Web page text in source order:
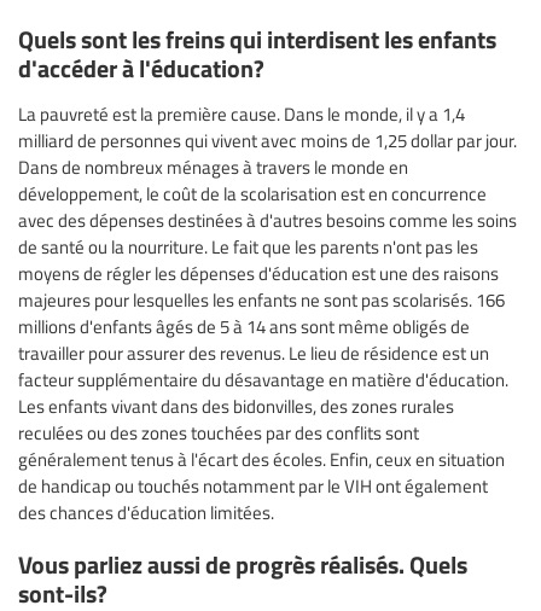
Quels sont les freins qui interdisent les enfants
d'accéder à l'éducation?
La pauvreté est la première cause. Dans le monde, il y a 1,4
milliard de personnes qui vivent avec moins de 1,25 dollar par jour.
Dans de nombreux ménages à travers le monde en
développement, le coût de la scolarisation est en concurrence
avec des dépenses destinées à d'autres besoins comme les soins
de santé ou la nourriture. Le fait que les parents n'ont pas les
moyens de régler les dépenses d'éducation est une des raisons
majeures pour lesquelles les enfants ne sont pas scolarisés. 166
millions d'enfants âgés de 5 à 14 ans sont même obligés de
travailler pour assurer des revenus. Le lieu de résidence est un
facteur supplémentaire du désavantage en matière d'éducation.
Les enfants vivant dans des bidonvilles, des zones rurales
reculées ou des zones touchées par des conflits sont
généralement tenus à l'écart des écoles. Enfin, ceux en situation
de handicap ou touchés notamment par le VIH ont également
des chances d'éducation limitées.
Vous parliez aussi de progrès réalisés. Quels
sont-ils?